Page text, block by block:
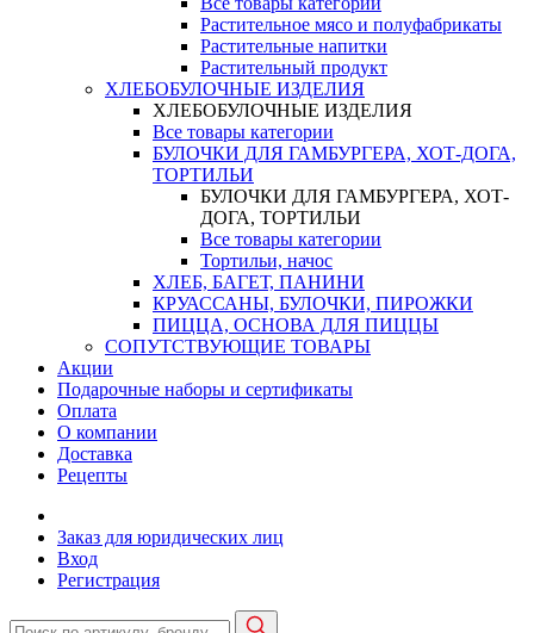
Растительное мясо и полуфабрикаты
Растительные напитки
Растительный продукт
ХЛЕБОБУЛОЧНЫЕ ИЗДЕЛИЯ
ХЛЕБОБУЛОЧНЫЕ ИЗДЕЛИЯ
Все товары категории
БУЛОЧКИ ДЛЯ ГАМБУРГЕРА, ХОТ-ДОГА,
ТОРТИЛЬИ
БУЛОЧКИ ДЛЯ ГАМБУРГЕРА, ХОТ-
ДОГА, ТОРТИЛЬИ
Все товары категории
Тортильи, начос
ХЛЕБ, БАГЕТ, ПАНИНИ
КРУАССАНЫ, БУЛОЧКИ, ПИРОЖКИ
ПИЦЦА, ОСНОВА ДЛЯ ПИЦЦЫ
СОПУТСТВУЮЩИЕ ТОВАРЫ
Акции
Подарочные наборы и сертификаты
Оплата
О компании
Доставка
Рецепты
Заказ для юридических лиц
Вход
Регистрация